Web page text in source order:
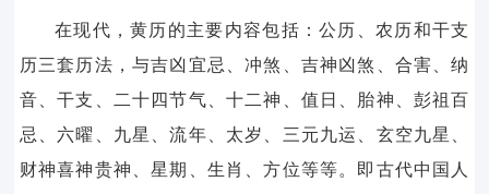
在现代，黄历的主要内容包括：公历、农历和干支
历三套历法，与吉凶宜忌、冲煞、吉神凶煞、合害、纳
音、干支、二十四节气、十二神、值日、胎神、彭祖百
忌、六曜、九星、流年、太岁、三元九运、玄空九星、
财神喜神贵神、星期、生肖、方位等等。即古代中国人